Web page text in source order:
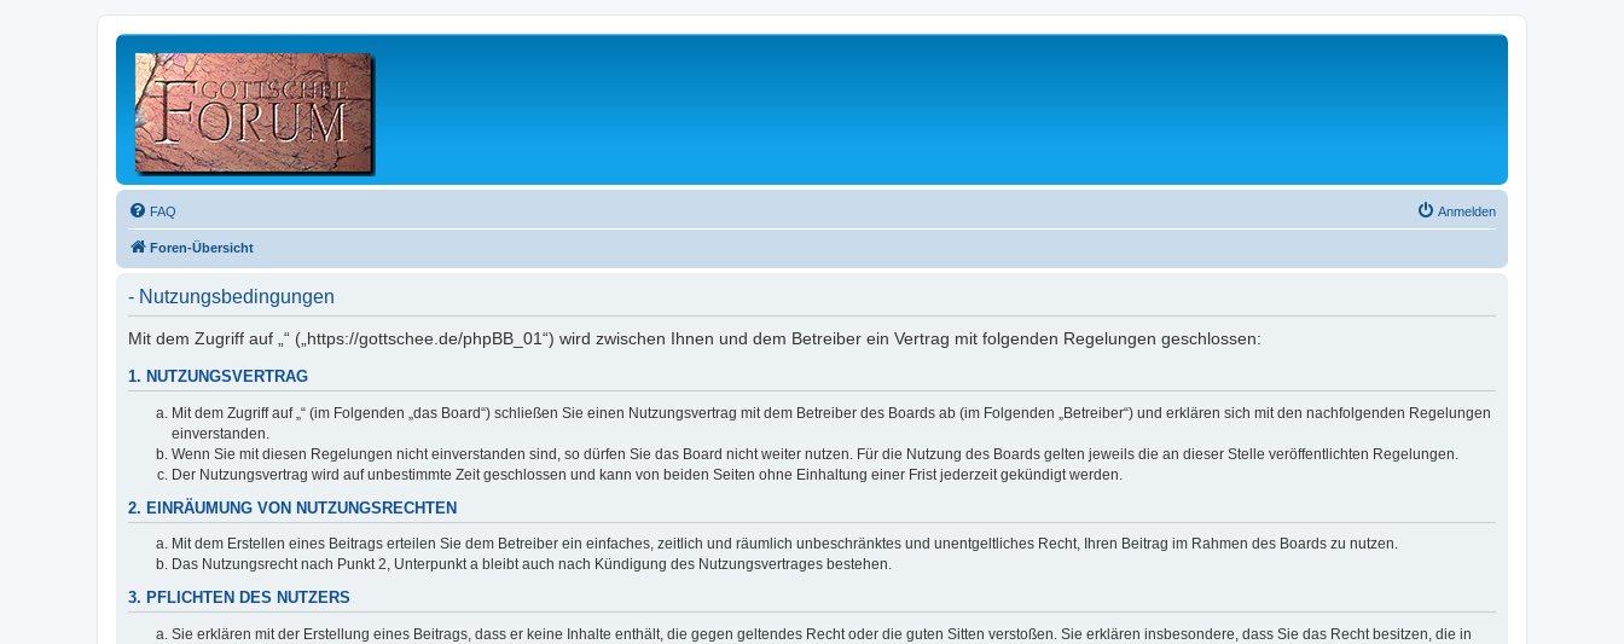
FAQ Anmelden
Foren-Übersicht
- Nutzungsbedingungen
Mit dem Zugriff auf „“ („https://gottschee.de/phpBB_01“) wird zwischen Ihnen und dem Betreiber ein Vertrag mit folgenden Regelungen geschlossen:
1. NUTZUNGSVERTRAG
Mit dem Zugriff auf „“ (im Folgenden „das Board“) schließen Sie einen Nutzungsvertrag mit dem Betreiber des Boards ab (im Folgenden „Betreiber“) und erklären sich mit den nachfolgenden Regelungen
einverstanden.
Wenn Sie mit diesen Regelungen nicht einverstanden sind, so dürfen Sie das Board nicht weiter nutzen. Für die Nutzung des Boards gelten jeweils die an dieser Stelle veröffentlichten Regelungen.
Der Nutzungsvertrag wird auf unbestimmte Zeit geschlossen und kann von beiden Seiten ohne Einhaltung einer Frist jederzeit gekündigt werden.
2. EINRÄUMUNG VON NUTZUNGSRECHTEN
Mit dem Erstellen eines Beitrags erteilen Sie dem Betreiber ein einfaches, zeitlich und räumlich unbeschränktes und unentgeltliches Recht, Ihren Beitrag im Rahmen des Boards zu nutzen.
Das Nutzungsrecht nach Punkt 2, Unterpunkt a bleibt auch nach Kündigung des Nutzungsvertrages bestehen.
3. PFLICHTEN DES NUTZERS
Sie erklären mit der Erstellung eines Beitrags, dass er keine Inhalte enthält, die gegen geltendes Recht oder die guten Sitten verstoßen. Sie erklären insbesondere, dass Sie das Recht besitzen, die in